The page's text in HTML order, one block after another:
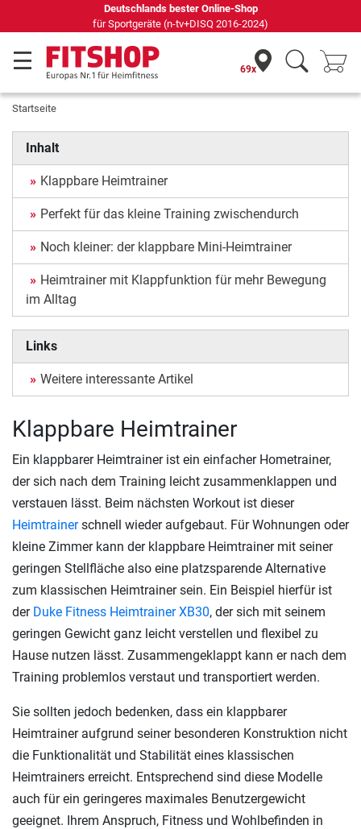
Deutschlands bester Online-Shop
für Sportgeräte (n-tv+DISQ 2016-2024)
69x
Startseite
Inhalt
Klappbare Heimtrainer
Perfekt für das kleine Training zwischendurch
Noch kleiner: der klappbare Mini-Heimtrainer
Heimtrainer mit Klappfunktion für mehr Bewegung
im Alltag
Links
Weitere interessante Artikel
Klappbare Heimtrainer
Ein klappbarer Heimtrainer ist ein einfacher Hometrainer,
der sich nach dem Training leicht zusammenklappen und
verstauen lässt. Beim nächsten Workout ist dieser
Heimtrainerschnell wieder aufgebaut. Für Wohnungen oder
kleine Zimmer kann der klappbare Heimtrainer mit seiner
geringen Stellfläche also eine platzsparende Alternative
zum klassischen Heimtrainer sein. Ein Beispiel hierfür ist
der Duke Fitness Heimtrainer XB30, der sich mit seinem
geringen Gewicht ganz leicht verstellen und flexibel zu
Hause nutzen lässt. Zusammengeklappt kann er nach dem
Training problemlos verstaut und transportiert werden.
Sie sollten jedoch bedenken, dass ein klappbarer
Heimtrainer aufgrund seiner besonderen Konstruktion nicht
die Funktionalität und Stabilität eines klassischen
Heimtrainers erreicht. Entsprechend sind diese Modelle
auch für ein geringeres maximales Benutzergewicht
geeignet. Ihrem Anspruch, Fitness und Wohlbefinden in